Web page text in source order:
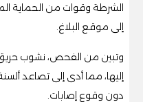
الشرطة وقوات من الحماية
إلى موقع البلاغ.
وتبين من الفحص، نشوب
إليها، مما أدى إلى تصاعد
دون وقوع إصابات.